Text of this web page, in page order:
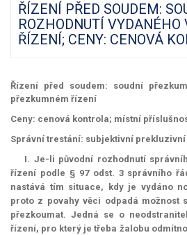
ŘÍZENÍ PŘED SOUDEM:
ROZHODNUTÍ
ŘÍZENÍ; CENY: CENOVÁ
Řízení před soudem: soudní
přezkumném řízení
Ceny: cenová kontrola; místní
Správní trestání: subjektivní prekluzivní
I. Je-li původní rozhodnutí
řízení podle § 97 odst. 3 správního
nastává tím situace, kdy je vydáno
proto z povahy věci odpadá možnost
přezkoumat. Jedná se o
řízení, pro který je třeba žalobu